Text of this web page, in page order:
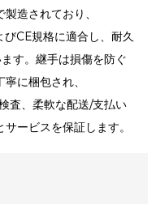
造されており、
CE規格に適合し、耐久
す。継手は損傷を防ぐ
に梱包され、
査、柔軟な配送/支払い
ービスを保証します。